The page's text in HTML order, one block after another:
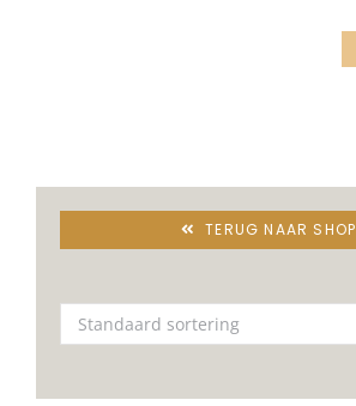
TERUG NAAR SHOP